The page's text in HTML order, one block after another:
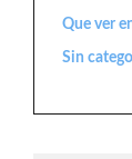
Que ver
Sin